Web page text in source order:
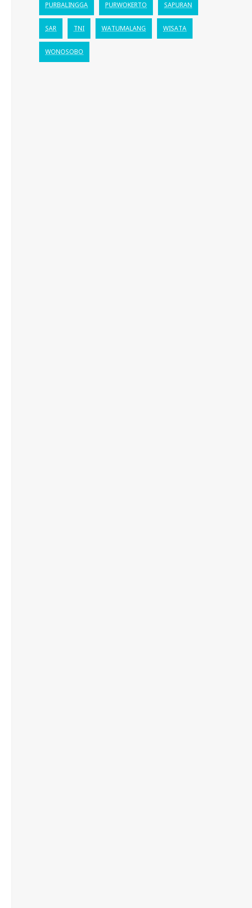
PURBALINGGA PURWOKERTO SAPURAN
SAR TNI WATUMALANG WISATA
WONOSOBO